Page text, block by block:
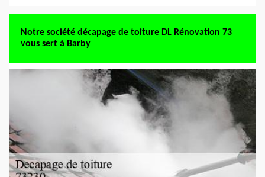
Notre société décapage de toiture DL Rénovation 73
vous sert à Barby